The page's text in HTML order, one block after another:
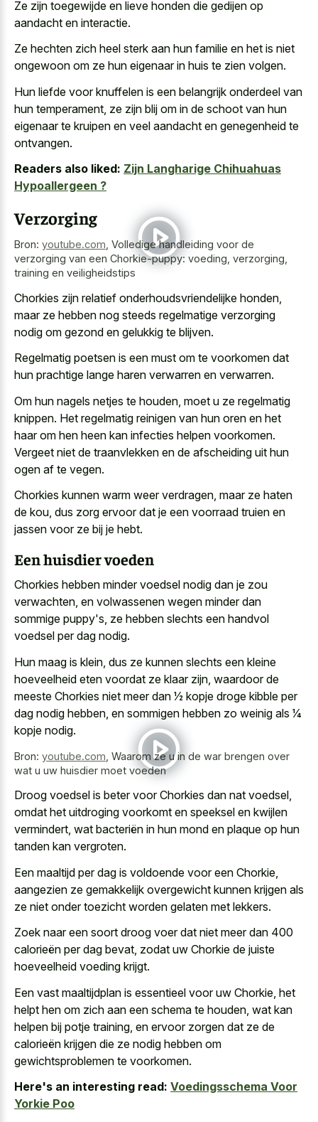
Ze zijn toegewijde en lieve honden die gedijen op
aandacht en interactie.
Ze hechten zich heel sterk aan hun familie en het is niet
ongewoon om ze hun eigenaar in huis te zien volgen.
Hun liefde voor knuffelen is een belangrijk onderdeel van
hun temperament, ze zijn blij om in de schoot van hun
eigenaar te kruipen en veel aandacht en genegenheid te
ontvangen.
Readers also liked: Zijn Langharige Chihuahuas
Hypoallergeen ?
Verzorging
Bron: youtube.com Volledige handleiding voor de
verzorging van een Chorkie-puppy: voeding, verzorging,
training en veiligheidstips
Chorkies zijn relatief onderhoudsvriendelijke honden,
maar ze hebben nog steeds regelmatige verzorging
nodig om gezond en gelukkig te blijven.
Regelmatig poetsen is een must om te voorkomen dat
hun prachtige lange haren verwarren en verwarren.
Om hun nagels netjes te houden, moet u ze regelmatig
knippen. Het regelmatig reinigen van hun oren en het
haar om hen heen kan infecties helpen voorkomen.
Vergeet niet de traanvlekken en de afscheiding uit hun
ogen af te vegen.
Chorkies kunnen warm weer verdragen, maar ze haten
de kou, dus zorg ervoor dat je een voorraad truien en
jassen voor ze bij je hebt.
Een huisdier voeden
Chorkies hebben minder voedsel nodig dan je zou
verwachten, en volwassenen wegen minder dan
sommige puppy's, ze hebben slechts een handvol
voedsel per dag nodig.
Hun maag is klein, dus ze kunnen slechts een kleine
hoeveelheid eten voordat ze klaar zijn, waardoor de
meeste Chorkies niet meer dan 1⁄2 kopje droge kibble per
dag nodig hebben, en sommigen hebben zo weinig als 1⁄4
kopje nodig.
Bron: youtube.com Waarom ze u in de war brengen over
wat u uw huisdier moet voeden
Droog voedsel is beter voor Chorkies dan nat voedsel,
omdat het uitdroging voorkomt en speeksel en kwijlen
vermindert, wat bacteriën in hun mond en plaque op hun
tanden kan vergroten.
Een maaltijd per dag is voldoende voor een Chorkie,
aangezien ze gemakkelijk overgewicht kunnen krijgen als
ze niet onder toezicht worden gelaten met lekkers.
Zoek naar een soort droog voer dat niet meer dan 400
calorieën per dag bevat, zodat uw Chorkie de juiste
hoeveelheid voeding krijgt.
Een vast maaltijdplan is essentieel voor uw Chorkie, het
helpt hen om zich aan een schema te houden, wat kan
helpen bij potje training, en ervoor zorgen dat ze de
calorieën krijgen die ze nodig hebben om
gewichtsproblemen te voorkomen.
Here's an interesting read: Voedingsschema Voor
Yorkie Poo